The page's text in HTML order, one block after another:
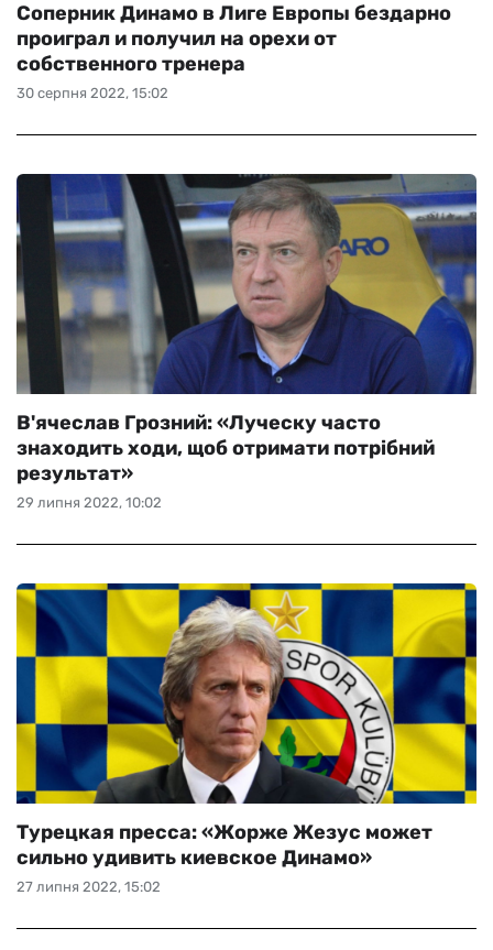
30 серпня 2022, 15:02
Соперник Динамо в Лиге Европы бездарно
проиграл и получил на орехи от
собственного тренера
29 липня 2022, 10:02
В'ячеслав Грозний: «Луческу часто
знаходить ходи, щоб отримати потрібний
результат»
27 липня 2022, 15:02
Турецкая пресса: «Жорже Жезус может
сильно удивить киевское Динамо»